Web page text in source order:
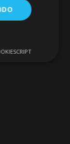
mayor en
alfombrillas,
en
de